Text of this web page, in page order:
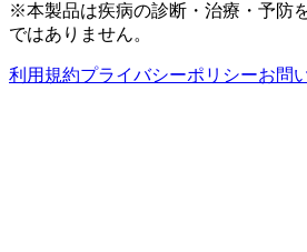
※本製品は疾病の診断・治療・予防
ではありません。
利用規約プライバシーポリシーお問